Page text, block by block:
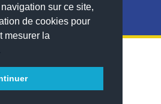
sur ce site,
de cookies pour
mesurer la